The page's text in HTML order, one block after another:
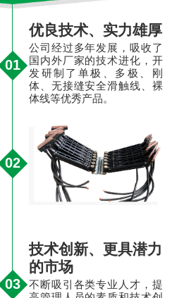
01
优良技术、实力雄厚
公司经过多年发展，吸收了
国内外厂家的技术进化，开
发研制了单极、多极、刚
体、无接缝安全滑触线、裸
体线等优秀产品。
02
03
技术创新、更具潜力
的市场
不断吸引各类专业人才，提